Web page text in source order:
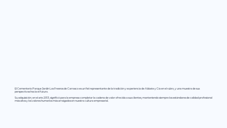
El Cementerio Parque Jardín Los Fresnos de Carrasco es un fiel representante de la tradición y experiencia de Abbate y Cía en el rubro, y una muestra de sus
perspectivas hacia el futuro.
Su adquisición, en el año 2013, significó para la empresa completar la cadena de valor ofrecida a sus clientes, manteniendo siempre los estándares de calidad profesional
más altos y los valores humanos más arraigados en nuestra cultura empresarial.